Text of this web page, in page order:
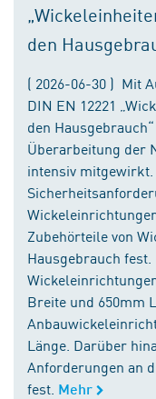
den
( 2026-06-30 ) Mit
DIN EN 12221
den
Überarbeitung der
intensiv
Zubehörteile von
Hausgebrauch
Breite und 650mm
Länge. Darüber
Anforderungen an
fest. Mehr